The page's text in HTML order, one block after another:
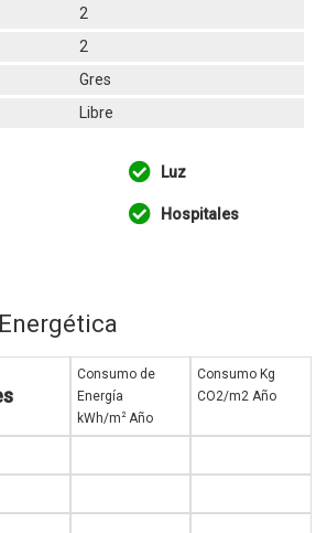
2
2
Gres
Libre
Luz
Hospitales
Consumo de
Energía
kWh/m 2Año
Consumo Kg
CO2/m2 Año